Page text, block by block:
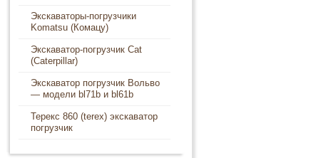
Экскаваторы-погрузчики
Komatsu (Комацу)
Экскаватор-погрузчик Cat
(Caterpillar)
Экскаватор погрузчик Вольво
— модели bl71b и bl61b
Терекс 860 (terex) экскаватор
погрузчик